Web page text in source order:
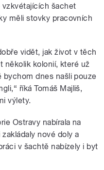
vzkvétajících šachet
měli stovky pracovních
vidět, jak život v těch
několik kolonií, které už
bychom dnes našli pouze
říká Tomáš Majliš,
výlety.
Ostravy nabírala na
nové doly a
v šachtě nabízely i byt